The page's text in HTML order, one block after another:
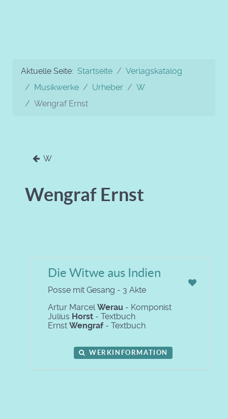
Aktuelle Seite: Startseite
Verlagskatalog
Musikwerke
Urheber
W
Wengraf Ernst
W
Wengraf Ernst
Die Witwe aus Indien
Posse mit Gesang - 3 Akte
Artur MarcelWerau - Komponist
Julius Horst - Textbuch
Ernst Wengraf- Textbuch
WERKINFORMATION